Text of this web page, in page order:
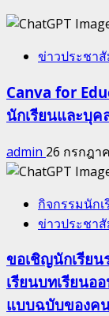
ข่าวประชา
Canva for
นักเรียนและบุค
admin 26 กรกฎา
กิจกรรมนักเ
ข่าวประชา
ขอเชิญนักเรีย
เรียนบทเรียนอ
แบบฉบับของค